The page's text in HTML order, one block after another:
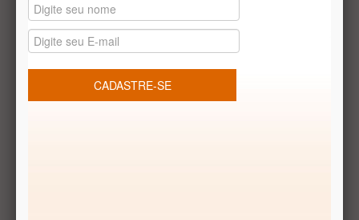
Vale presentes
Produtos temáticos
REDES SOCIAIS